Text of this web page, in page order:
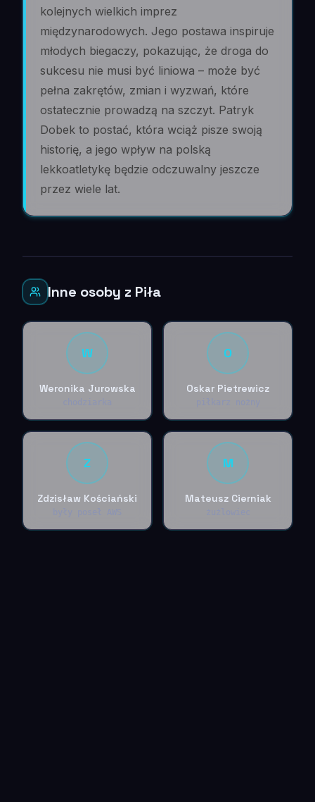
kolejnych wielkich imprez
międzynarodowych. Jego postawa inspiruje
młodych biegaczy, pokazując, że droga do
sukcesu nie musi być liniowa – może być
pełna zakrętów, zmian i wyzwań, które
ostatecznie prowadzą na szczyt. Patryk
Dobek to postać, która wciąż pisze swoją
historię, a jego wpływ na polską
lekkoatletykę będzie odczuwalny jeszcze
przez wiele lat.
Inne osoby z Piła
W
Weronika Jurowska
O
Oskar Pietrewicz
Z
Zdzisław Kościański
M
Mateusz Cierniak